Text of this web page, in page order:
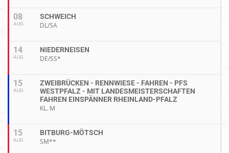
08
AUG
SCHWEICH
DL/SA
14
AUG
NIEDERNEISEN
DE/SS*
15
AUG
ZWEIBRÜCKEN - RENNWIESE - FAHREN - PFS
WESTPFALZ - MIT LANDESMEISTERSCHAFTEN
FAHREN EINSPÄNNER RHEINLAND-PFALZ
KL. M
15
AUG
BITBURG-MÖTSCH
SM**